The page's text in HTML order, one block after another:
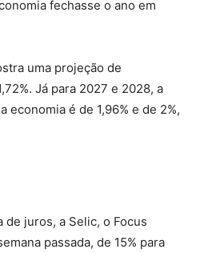
fechasse o ano em
uma projeção de
Já para 2027 e 2028, a
economia é de 1,96% e de 2%,
de juros, a Selic, o Focus
passada, de 15% para